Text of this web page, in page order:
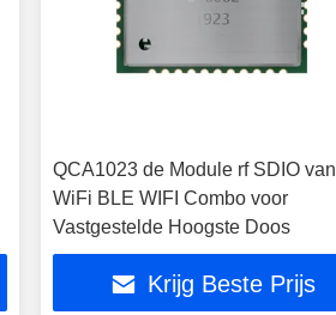
QCA1023 de Module rf SDIO van
WiFi BLE WIFI Combo voor
Vastgestelde Hoogste Doos
Krijg Beste Prijs